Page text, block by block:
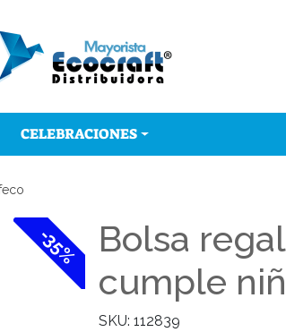
CELEBRACIONES
-35% Bolsa
cumple
SKU: 112839